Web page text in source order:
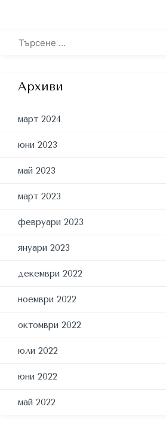
Архиви
март 2024
юни 2023
май 2023
март 2023
февруари 2023
януари 2023
декември 2022
ноември 2022
октомври 2022
юли 2022
юни 2022
май 2022